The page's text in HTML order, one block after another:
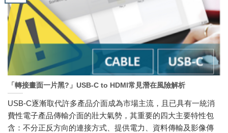
「轉接畫面一片黑?」USB-C to HDMI常見潛在風險解析
USB-C逐漸取代許多產品介面成為市場主流，且已具有一統消
費性電子產品傳輸介面的壯大氣勢，其重要的四大主要特性包
含：不分正反方向的連接方式、提供電力、資料傳輸及影像傳